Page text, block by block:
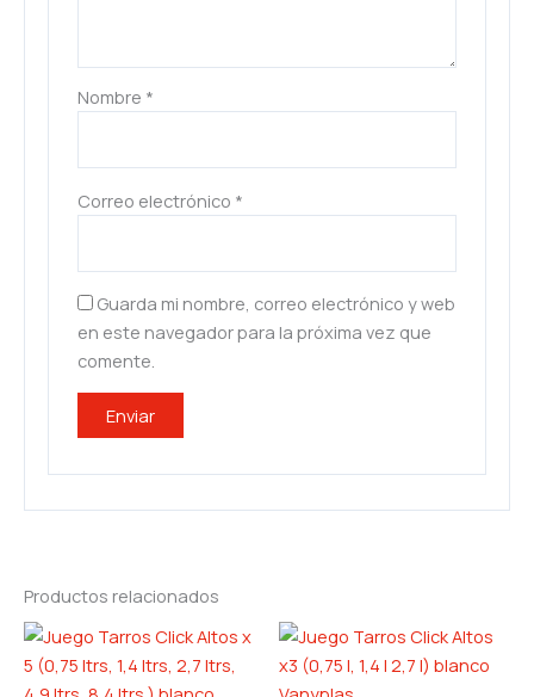
Nombre *
Correo electrónico *
Guarda mi nombre, correo electrónico y web
en este navegador para la próxima vez que
comente.
Productos relacionados